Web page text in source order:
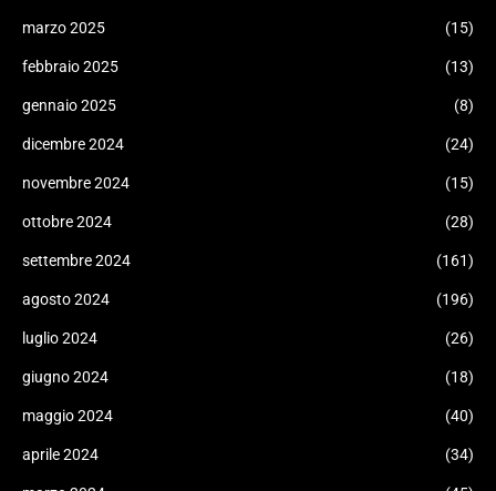
marzo 2025 (15)
febbraio 2025 (13)
gennaio 2025 (8)
dicembre 2024 (24)
novembre 2024 (15)
ottobre 2024 (28)
settembre 2024 (161)
agosto 2024 (196)
luglio 2024 (26)
giugno 2024 (18)
maggio 2024 (40)
aprile 2024 (34)